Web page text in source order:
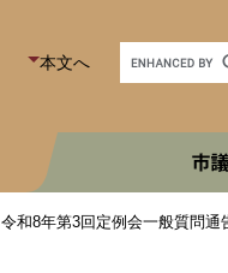
本文へ
令和8年第3回定例会一般質問通